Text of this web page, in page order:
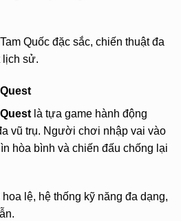
Quốc đặc sắc, chiến thuật đa
lịch sử.
là tựa game hành động
vũ trụ. Người chơi nhập vai vào
hòa bình và chiến đấu chống lại
lệ, hệ thống kỹ năng đa dạng,